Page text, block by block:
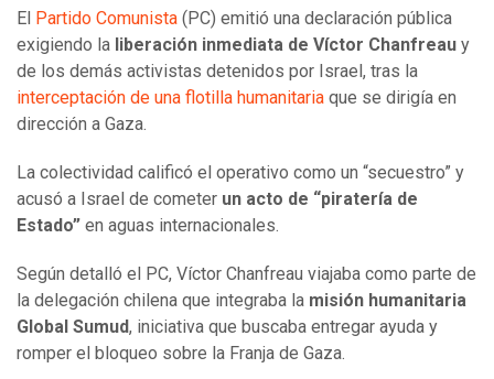
El Partido Comunista (PC) emitió una declaración pública
exigiendo la liberación inmediata de Víctor Chanfreau y
de los demás activistas detenidos por Israel, tras la
interceptación de una flotilla humanitaria que se dirigía en
dirección a Gaza.
La colectividad calificó el operativo como un “secuestro” y
acusó a Israel de cometer un acto de “piratería de
Estado” en aguas internacionales.
Según detalló el PC, Víctor Chanfreau viajaba como parte de
la delegación chilena que integraba la misión humanitaria
Global Sumud, iniciativa que buscaba entregar ayuda y
romper el bloqueo sobre la Franja de Gaza.